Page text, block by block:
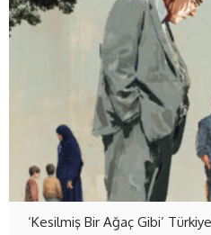
‘Kesilmiş Bir Ağaç Gibi’